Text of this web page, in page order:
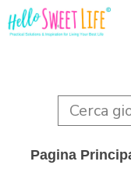
Pagina